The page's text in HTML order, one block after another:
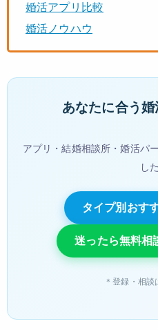
婚活アプリ比較
婚活ノウハウ
あなたに合う婚
アプリ・結婚相談所・婚活パ
し
タイプ別おす
迷ったら無料相
＊登録・相談